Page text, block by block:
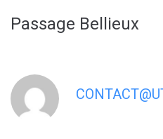
Passage Bellieux